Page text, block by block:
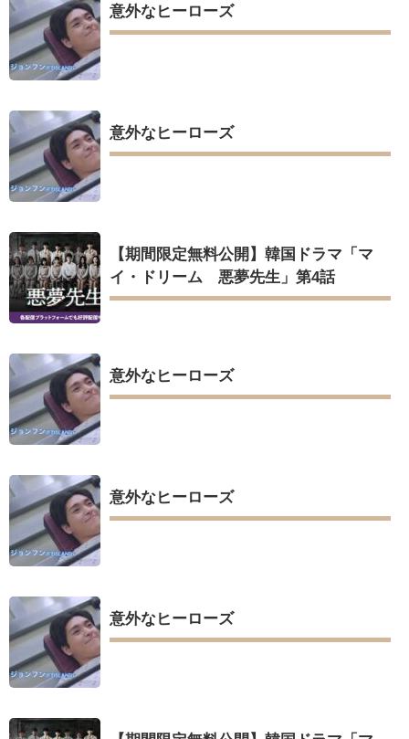
意外なヒーローズ
意外なヒーローズ
【期間限定無料公開】韓国ドラマ「マ
イ・ドリーム 悪夢先生」第4話
意外なヒーローズ
意外なヒーローズ
意外なヒーローズ